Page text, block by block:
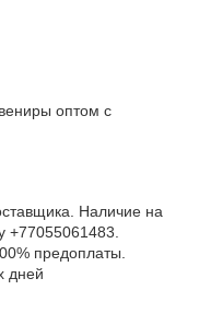
оптом с
Наличие на
+77055061483.
предоплаты.
дней